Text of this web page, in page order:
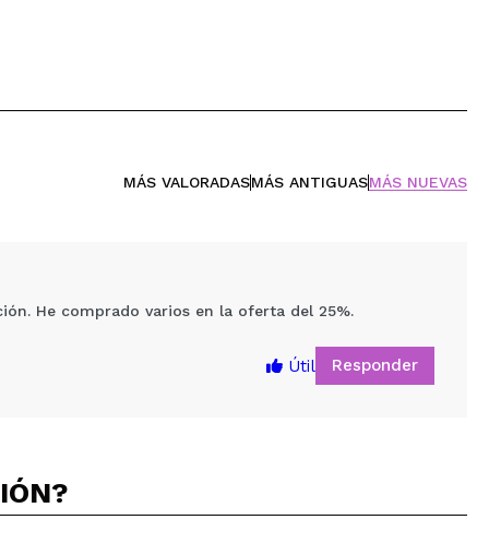
MÁS VALORADASMÁS ANTIGUASMÁS NUEVAS
He comprado varios en la oferta del 25%.
Útil Responder